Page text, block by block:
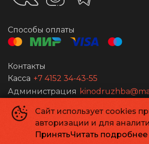
Сайт использует cookies
авторизации и для
ПринятьЧитать подробнее
Способы оплаты
Контакты
Касса +7 4152 34-43-55
Администрация
© 2026
Powered byp24.app